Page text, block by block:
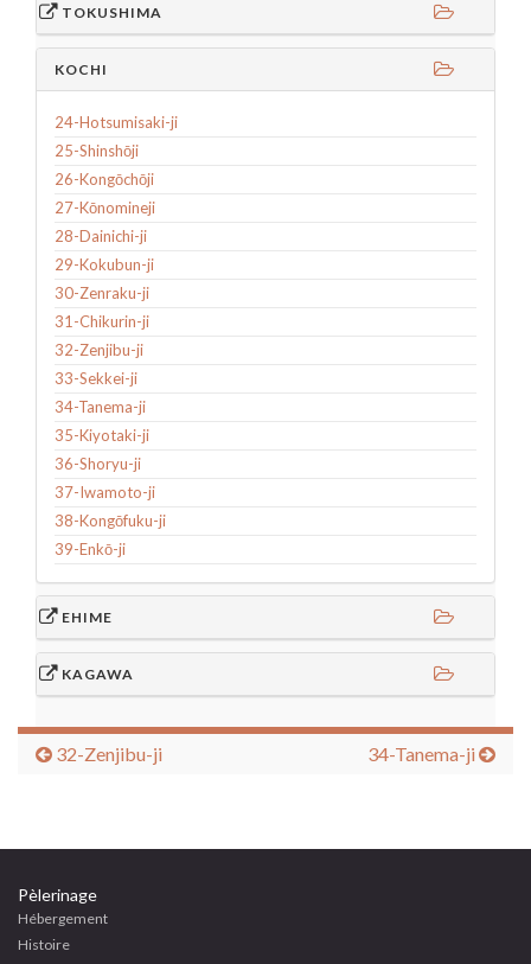
TOKUSHIMA
KOCHI
24-Hotsumisaki-ji
25-Shinshōji
26-Kongōchōji
27-Kōnomineji
28-Dainichi-ji
29-Kokubun-ji
30-Zenraku-ji
31-Chikurin-ji
32-Zenjibu-ji
33-Sekkei-ji
34-Tanema-ji
35-Kiyotaki-ji
36-Shoryu-ji
37-Iwamoto-ji
38-Kongōfuku-ji
39-Enkō-ji
EHIME
KAGAWA
32-Zenjibu-ji 34-Tanema-ji
Pèlerinage
Hébergement
Histoire